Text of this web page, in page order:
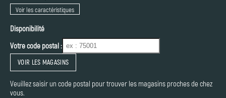
Voir les caractéristiques
Disponibilité
Votre code postal :
VOIR LES MAGASINS
Veuillez saisir un code postal pour trouver les magasins proches de chez
vous.